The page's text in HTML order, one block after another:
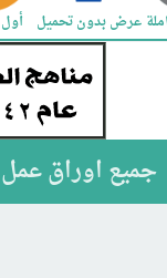
عرض بدون تحميل أول
جميع اوراق عمل